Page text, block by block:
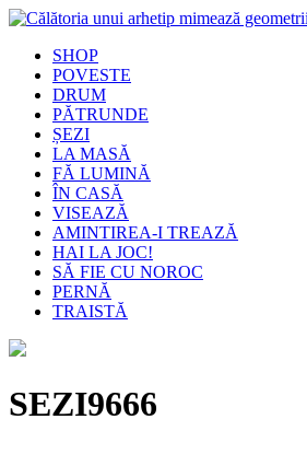
SHOP
POVESTE
DRUM
PĂTRUNDE
ȘEZI
LA MASĂ
FĂ LUMINĂ
ÎN CASĂ
VISEAZĂ
AMINTIREA-I TREAZĂ
HAI LA JOC!
SĂ FIE CU NOROC
PERNĂ
TRAISTĂ
SEZI9666